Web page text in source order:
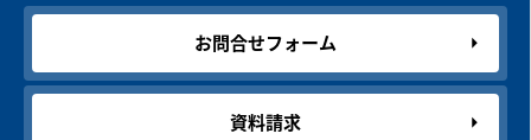
お問合せフォーム
資料請求